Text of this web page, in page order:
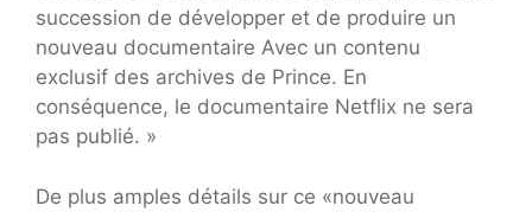
succession de développer et de produire un
nouveau documentaire Avec un contenu
exclusif des archives de Prince. En
conséquence, le documentaire Netflix ne sera
pas publié. »
De plus amples détails sur ce «nouveau